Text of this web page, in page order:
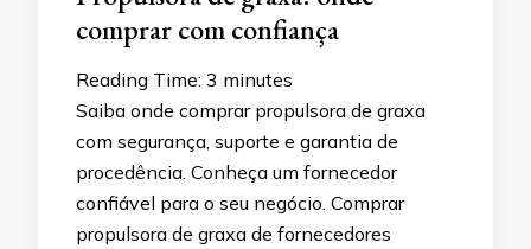
comprar com confiança
Reading Time: 3 minutes
Saiba onde comprar propulsora de graxa
com segurança, suporte e garantia de
procedência. Conheça um fornecedor
confiável para o seu negócio. Comprar
propulsora de graxa de fornecedores